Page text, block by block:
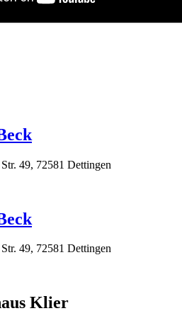
49, 72581 Dettingen
49, 72581 Dettingen
Klier